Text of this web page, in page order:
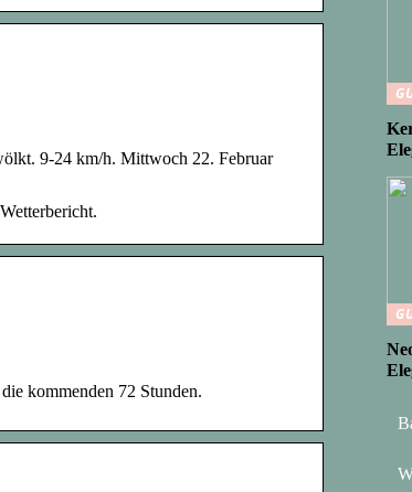
9-24 km/h. Mittwoch 22. Februar
kommenden 72 Stunden.